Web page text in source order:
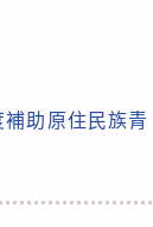
助原住民族青